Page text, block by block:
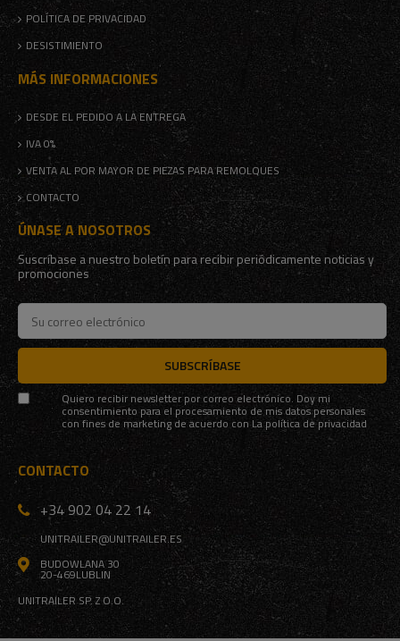
POLÍTICA DE PRIVACIDAD
DESISTIMIENTO
MÁS INFORMACIONES
DESDE EL PEDIDO A LA ENTREGA
IVA 0%
VENTA AL POR MAYOR DE PIEZAS PARA REMOLQUES
CONTACTO
ÚNASE A NOSOTROS
Suscríbase a nuestro boletín para recibir periódicamente noticias y
promociones
SUBSCRÍBASE
Quiero recibir newsletter por correo electrónico. Doy mi
consentimiento para el procesamiento de mis datos personales
con fines de marketing de acuerdo conLa política de privacidad
CONTACTO
+34 902 04 22 14
UNITRAILER@UNITRAILER.ES
BUDOWLANA 30
20-469LUBLIN
UNITRAILER SP. Z O.O.